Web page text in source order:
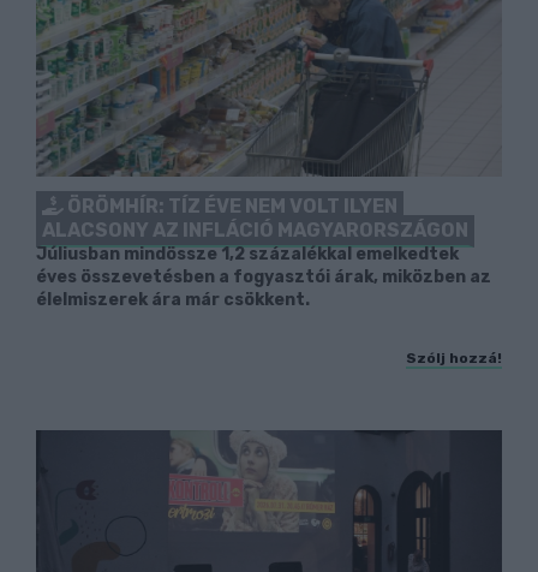
ÖRÖMHÍR: TÍZ ÉVE NEM VOLT ILYEN
ALACSONY AZ INFLÁCIÓ MAGYARORSZÁGON
Júliusban mindössze 1,2 százalékkal emelkedtek
éves összevetésben a fogyasztói árak, miközben az
élelmiszerek ára már csökkent.
Szólj hozzá!